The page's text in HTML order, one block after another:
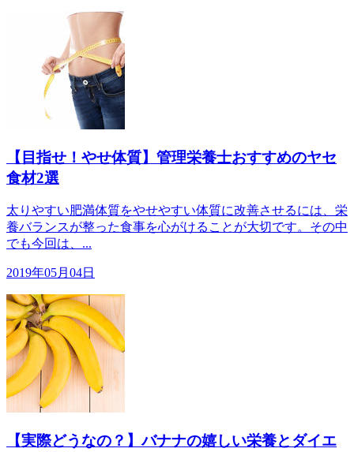
【目指せ！やせ体質】管理栄養士おすすめのヤセ
食材2選
太りやすい肥満体質をやせやすい体質に改善させるには、栄
養バランスが整った食事を心がけることが大切です。その中
でも今回は、...
2019年05月04日
【実際どうなの？】バナナの嬉しい栄養とダイエ